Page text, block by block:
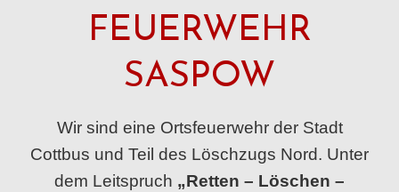
FEUERWEHR
SASPOW
Wir sind eine Ortsfeuerwehr der Stadt
Cottbus und Teil des Löschzugs Nord. Unter
dem Leitspruch „Retten – Löschen –